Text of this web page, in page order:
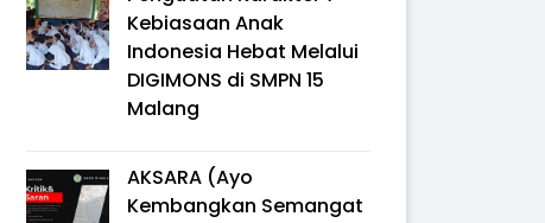
Kebiasaan Anak
Indonesia Hebat Melalui
DIGIMONS di SMPN 15
Malang
AKSARA (Ayo
Kembangkan Semangat